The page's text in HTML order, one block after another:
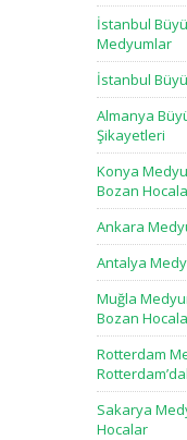
İstanbul
Medyumlar
İstanbul
Almanya
Şikayetleri
Konya
Bozan
Ankara
Antalya
Muğla
Bozan
Rotterdam
Sakarya
Hocalar